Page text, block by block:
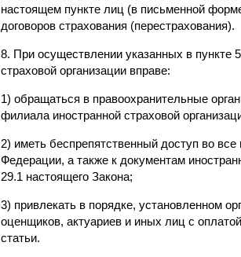
настоящем пункте лиц (в письменной
договоров страхования (перестрахования).
8. При осуществлении указанных в пункте
страховой организации вправе:
1) обращаться в правоохранительные
филиала иностранной страховой
2) иметь беспрепятственный доступ во
Федерации, а также к документам
29.1 настоящего Закона;
3) привлекать в порядке, установленном
оценщиков, актуариев и иных лиц с
статьи.